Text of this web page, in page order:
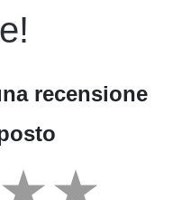
recensione